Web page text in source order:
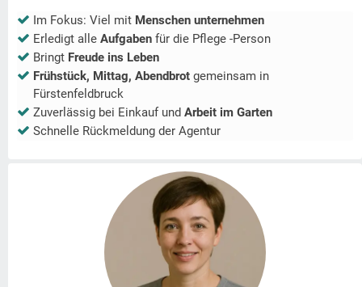
Im Fokus: Viel mit Menschen unternehmen
Erledigt alle Aufgaben für die Pflege -Person
Bringt Freude ins Leben
Frühstück, Mittag, Abendbrot gemeinsam in
Fürstenfeldbruck
Zuverlässig bei Einkauf und Arbeit im Garten
Schnelle Rückmeldung der Agentur